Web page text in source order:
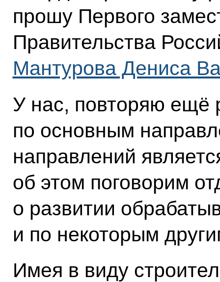
прошу Первого
Правительства
Мантурова Дениса
У нас, повторяю ещё
по основным
направлений
об этом поговорим
о развитии
и по некоторым
Имея в виду